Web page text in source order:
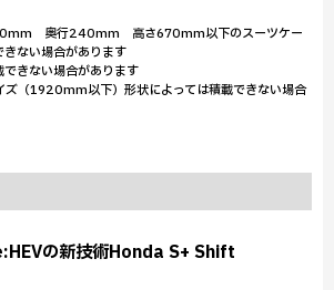
奥行240mm 高さ670mm以下のスーツケー
ない場合があります
きない場合があります
（1920mm以下）形状によっては積載できない場合
の新技術Honda S+ Shift